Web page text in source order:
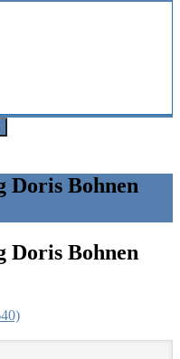
Doris Bohnen
Doris Bohnen